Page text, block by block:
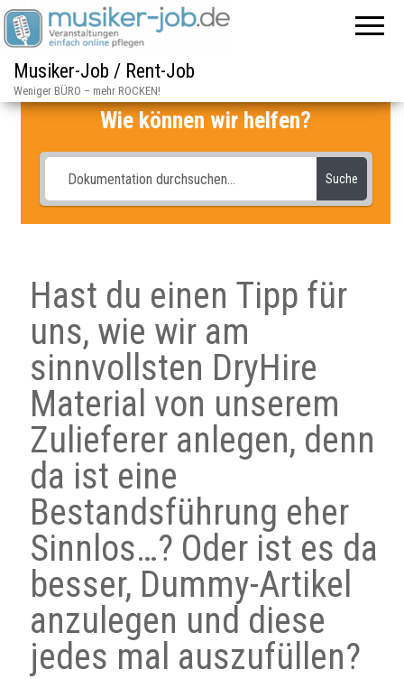
Musiker-Job / Rent-Job
Weniger BÜRO – mehr ROCKEN!
Wie können wir helfen?
Suche
Hast du einen Tipp für
uns, wie wir am
sinnvollsten DryHire
Material von unserem
Zulieferer anlegen, denn
da ist eine
Bestandsführung eher
Sinnlos…? Oder ist es da
besser, Dummy-Artikel
anzulegen und diese
jedes mal auszufüllen?